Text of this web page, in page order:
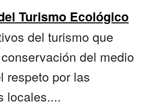
Turismo Ecológico
del turismo que
del medio
respeto por las
locales....